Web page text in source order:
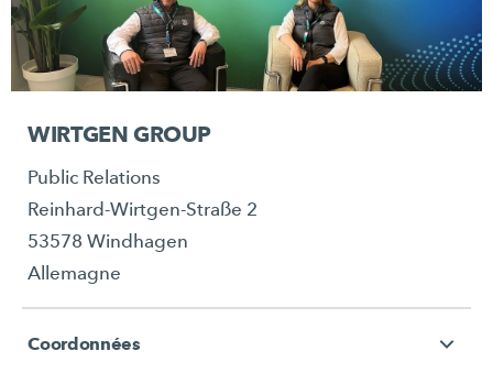
WIRTGEN GROUP
Public Relations
Reinhard-Wirtgen-Straße 2
53578 Windhagen
Allemagne
Coordonnées